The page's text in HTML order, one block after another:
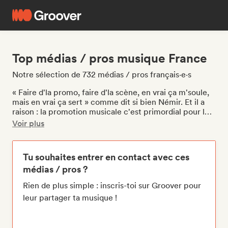
Top médias / pros musique France
Notre sélection de 732 médias / pros français·e·s
« Faire d'la promo, faire d'la scène, en vrai ça m'soule,
mais en vrai ça sert » comme dit si bien Némir. Et il a
raison : la promotion musicale c'est primordial pour les
artistes, et ça passe par faire des concerts, apparaitre
dans des playlists sur les plateformes de streaming,
passer à la radio, être relayé·e par des médias, susciter
parler de ta musique. Ton single, EP ou album est prêt ?
Groover t'ouvre les portes de l'industrie musicale. Tu
France ? Quelque soit ton style de musique, tu vas
pouvoir entrer en contact avec des journalistes,
Voir plus
Tu souhaites entrer en contact avec ces
médias / pros ?
Rien de plus simple : inscris-toi sur Groover pour
leur partager ta musique !